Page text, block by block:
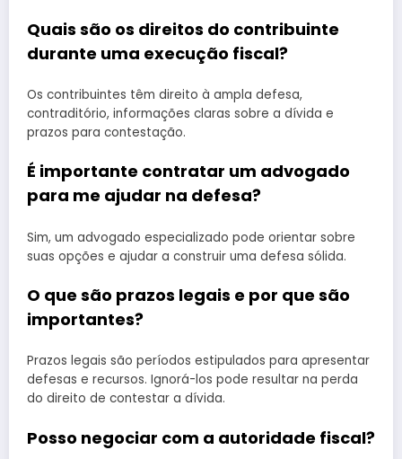
Quais são os direitos do contribuinte
durante uma execução fiscal?
Os contribuintes têm direito à ampla defesa,
contraditório, informações claras sobre a dívida e
prazos para contestação.
É importante contratar um advogado
para me ajudar na defesa?
Sim, um advogado especializado pode orientar sobre
suas opções e ajudar a construir uma defesa sólida.
O que são prazos legais e por que são
importantes?
Prazos legais são períodos estipulados para apresentar
defesas e recursos. Ignorá-los pode resultar na perda
do direito de contestar a dívida.
Posso negociar com a autoridade fiscal?